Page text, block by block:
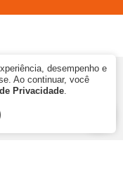
10.868.273/0001-06 | Ins.
desempenho e
Ao continuar, você
Privacidade.